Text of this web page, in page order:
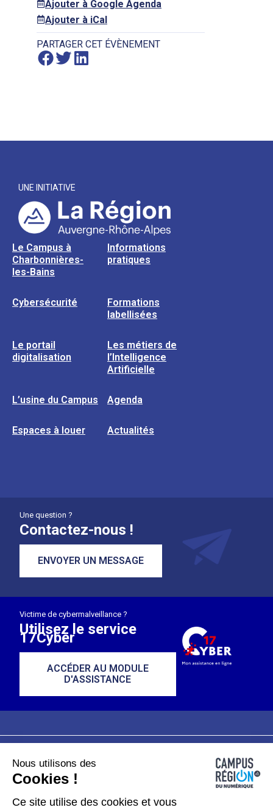
Ajouter à Google Agenda
Ajouter à iCal
PARTAGER CET ÉVÈNEMENT
UNE INITIATIVE
Le Campus à
Charbonnières-
les-Bains
Informations
pratiques
Cybersécurité
Formations
labellisées
Le portail
digitalisation
Les métiers de
l’Intelligence
Artificielle
L’usine du Campus Agenda
Espaces à louer Actualités
Une question ?
Contactez-nous !
ENVOYER UN MESSAGE
Victime de cybermalveillance ?
Utilisez le service
17Cyber
ACCÉDER AU MODULE
D'ASSISTANCE
Plan du site
Données personnelles
Nous utilisons des
Cookies !
Ce site utilise des cookies et vous